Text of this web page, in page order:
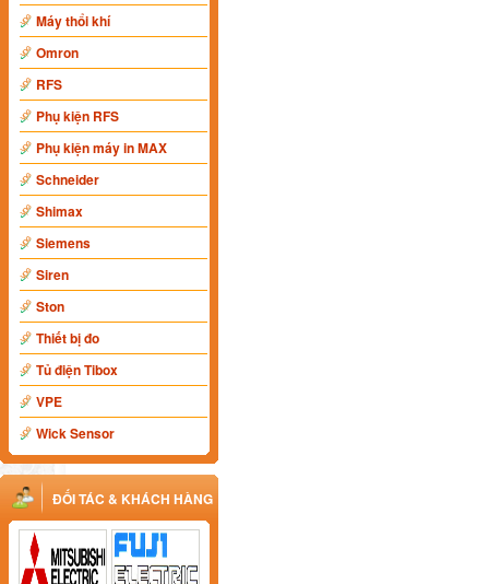
Máy thổi khí
Omron
RFS
Phụ kiện RFS
Phụ kiện máy in MAX
Schneider
Shimax
Siemens
Siren
Ston
Thiết bị đo
Tủ điện Tibox
VPE
Wick Sensor
ĐỐI TÁC & KHÁCH HÀNG